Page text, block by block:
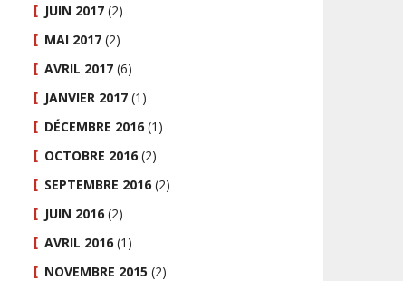
JUIN 2017 (2)
MAI 2017 (2)
AVRIL 2017 (6)
JANVIER 2017 (1)
DÉCEMBRE 2016 (1)
OCTOBRE 2016 (2)
SEPTEMBRE 2016 (2)
JUIN 2016 (2)
AVRIL 2016 (1)
NOVEMBRE 2015 (2)